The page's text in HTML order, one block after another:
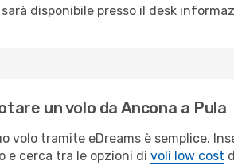
disponibile presso il desk
un volo da Ancona a Pula
volo tramite eDreams è semplice.
e cerca tra le opzioni di voli low cost